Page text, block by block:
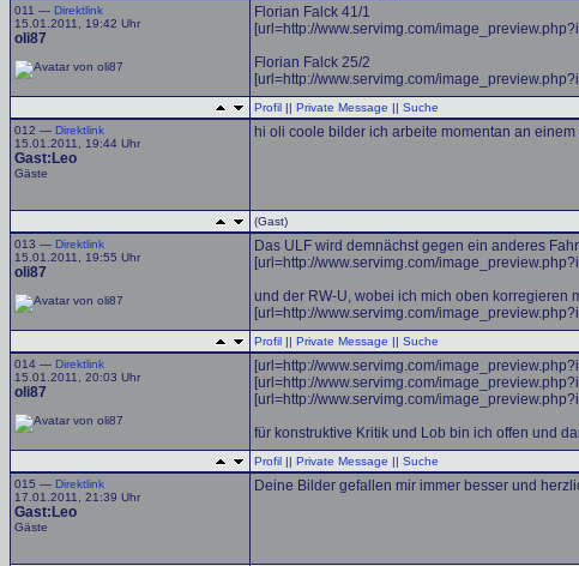
011 — Direktlink
15.01.2011, 19:42 Uhr
oli87
Florian Falck 41/1
[url=http://www.servimg.com/
Florian Falck 25/2
[url=http://www.servimg.com/
Profil || Private Message || Suche
012 — Direktlink
15.01.2011, 19:44 Uhr
Gast:Leo
Gäste
hi oli coole bilder ich arbeite momentan an
(Gast)
013 — Direktlink
15.01.2011, 19:55 Uhr
oli87
Das ULF wird demnächst gegen ein anderes
[url=http://www.servimg.com/
und der RW-U, wobei ich mich oben korregieren
[url=http://www.servimg.com/
Profil || Private Message || Suche
014 — Direktlink
15.01.2011, 20:03 Uhr
oli87
[url=http://www.servimg.com/
[url=http://www.servimg.com/
[url=http://www.servimg.com/
für konstruktive Kritik und Lob bin ich offen und
Profil || Private Message || Suche
015 — Direktlink
17.01.2011, 21:39 Uhr
Gast:Leo
Gäste
Deine Bilder gefallen mir immer besser und